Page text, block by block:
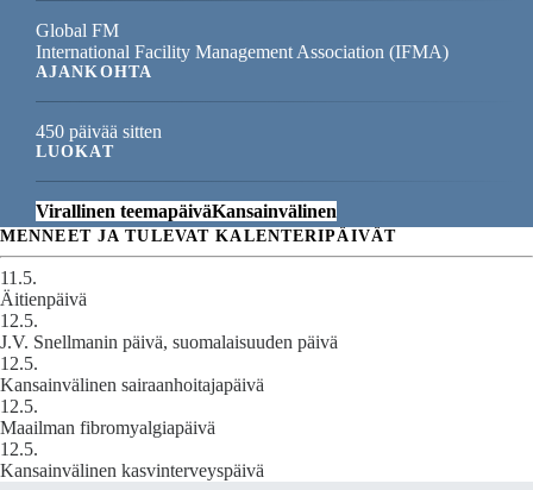
Global FM
International Facility Management Association (IFMA)
AJANKOHTA
450 päivää sitten
LUOKAT
Virallinen teemapäiväKansainvälinen
MENNEET JA TULEVAT KALENTERIPÄIVÄT
11.5.
Äitienpäivä
12.5.
J.V. Snellmanin päivä, suomalaisuuden päivä
12.5.
Kansainvälinen sairaanhoitajapäivä
12.5.
Maailman fibromyalgiapäivä
12.5.
Kansainvälinen kasvinterveyspäivä